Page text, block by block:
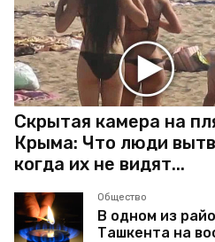
Скрытая камера на
Крыма: Что люди
когда их не видят...
Общество
В одном из
Ташкента на